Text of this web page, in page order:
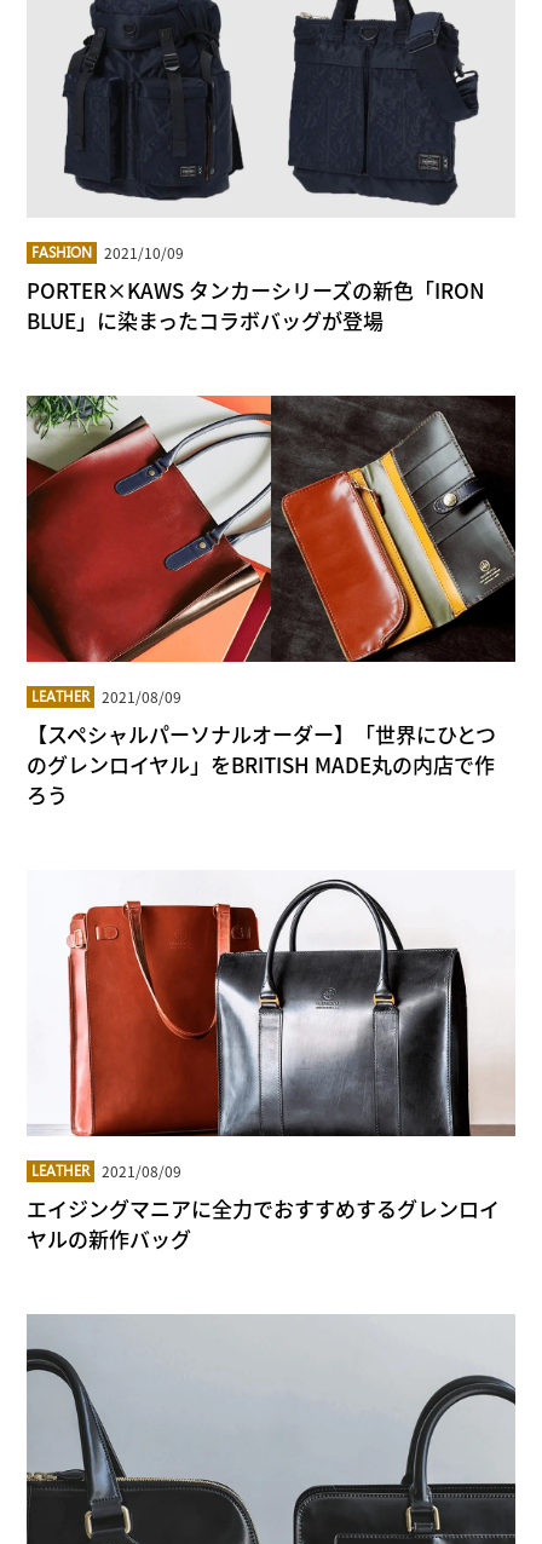
FASHION 2021/10/09
PORTER×KAWS タンカーシリーズの新色「IRON
BLUE」に染まったコラボバッグが登場
LEATHER 2021/08/09
【スペシャルパーソナルオーダー】「世界にひとつ
のグレンロイヤル」をBRITISH MADE丸の内店で作
ろう
LEATHER 2021/08/09
エイジングマニアに全力でおすすめするグレンロイ
ヤルの新作バッグ